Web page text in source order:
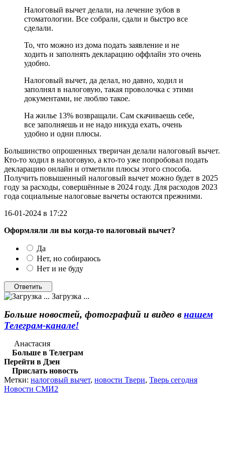
Налоговый вычет делали, на лечение зубов в
стоматологии. Все собрали, сдали и быстро все
сделали.
То, что можно из дома подать заявление и не
ходить и заполнять декларацию оффлайн это очень
удобно.
Налоговый вычет, да делал, но давно, ходил и
заполнял в налоговую, такая проволочка с этими
документами, не люблю такое.
На жилье 13% возвращали. Сам скачиваешь себе,
все заполняешь и не надо никуда ехать, очень
удобно и одни плюсы.
Большинство опрошенных тверичан делали налоговый вычет.
Кто-то ходил в налоговую, а кто-то уже попробовал подать
декларацию онлайн и отметили плюсы этого способа.
Получить повышенный налоговый вычет можно будет в 2025
году за расходы, совершённые в 2024 году. Для расходов 2023
года социальные налоговые вычеты остаются прежними.
16-01-2024 в 17:22
Оформляли ли вы когда-то налоговый вычет?
Да
Нет, но собираюсь
Нет и не буду
Загрузка ...
Больше новостей, фотографий и видео в нашем
Телеграм-канале!
Анастасия
Больше в Телеграм
Перейти в Дзен
Прислать новость
Метки: налоговый вычет, новости Твери, Тверь сегодня
Новости СМИ2